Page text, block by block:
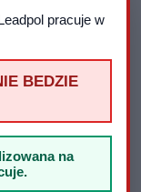
pracuje w
BEDZIE
na